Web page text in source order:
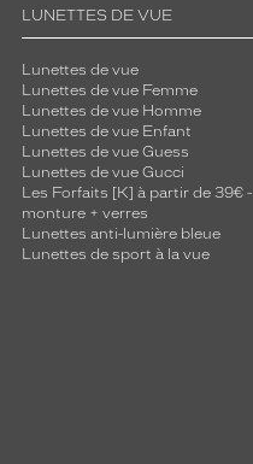
monture
Rectangle
Couleur
monture
141
Gun
Clair
LUNETTES DE VUE
Lunettes de vue
Lunettes de vue Femme
Lunettes de vue Homme
Lunettes de vue Enfant
Lunettes de vue Guess
Lunettes de vue Gucci
Les Forfaits [K] à partir de 39€ -
monture + verres
Lunettes anti-lumière bleue
Lunettes de sport à la vue